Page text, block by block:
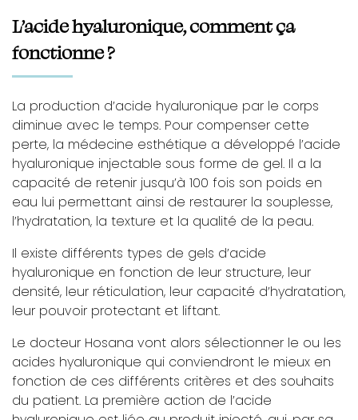
L’acide hyaluronique, comment ça
fonctionne ?
La production d’acide hyaluronique par le corps
diminue avec le temps. Pour compenser cette
perte, la médecine esthétique a développé l’acide
hyaluronique injectable sous forme de gel. Il a la
capacité de retenir jusqu’à 100 fois son poids en
eau lui permettant ainsi de restaurer la souplesse,
l’hydratation, la texture et la qualité de la peau.
Il existe différents types de gels d’acide
hyaluronique en fonction de leur structure, leur
densité, leur réticulation, leur capacité d’hydratation,
leur pouvoir protectant et liftant.
Le docteur Hosana vont alors sélectionner le ou les
acides hyaluronique qui conviendront le mieux en
fonction de ces différents critères et des souhaits
du patient. La première action de l’acide